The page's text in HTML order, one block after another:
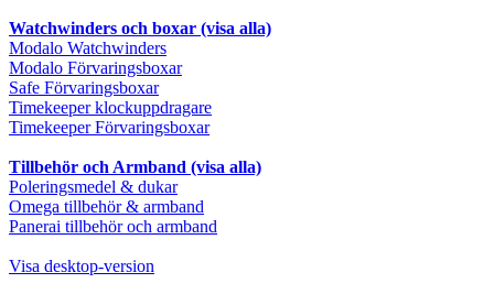
Watchwinders och boxar (visa alla)
Modalo Watchwinders
Modalo Förvaringsboxar
Safe Förvaringsboxar
Timekeeper klockuppdragare
Timekeeper Förvaringsboxar
Tillbehör och Armband (visa alla)
Poleringsmedel & dukar
Omega tillbehör & armband
Panerai tillbehör och armband
Visa desktop-version